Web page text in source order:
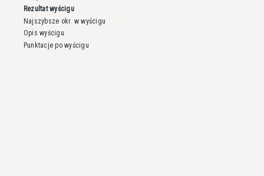
Rezultat wyścigu
Najszybsze okr. w wyścigu
Opis wyścigu
Punktacje po wyścigu